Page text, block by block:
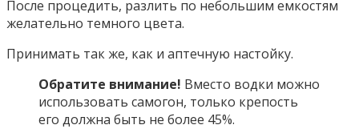
После процедить, разлить по небольшим емкостям
желательно темного цвета.
Принимать так же, как и аптечную настойку.
Обратите внимание! Вместо водки можно
использовать самогон, только крепость
его должна быть не более 45%.